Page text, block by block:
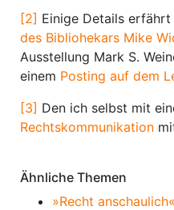
[2] Einige Details erfährt
des Bibliohekars Mike
Ausstellung Mark S.
einem Posting auf dem
[3] Den ich selbst mit
Rechtskommunikation
Ähnliche Themen
»Recht